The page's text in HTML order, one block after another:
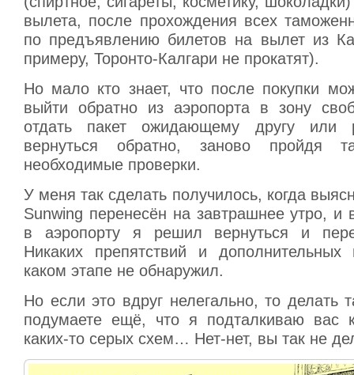
вылета, после прохождения всех
по предъявлению билетов на вылет из
примеру, Торонто-Калгари не прокатят).
Но мало кто знает, что после покупки
выйти обратно из аэропорта в зону
отдать пакет ожидающему другу или
вернуться обратно, заново пройдя
необходимые проверки.
У меня так сделать получилось, когда
Sunwing перенесён на завтрашнее утро, и
в аэропорту я решил вернуться и
Никаких препятствий и
каком этапе не обнаружил.
Но если это вдруг нелегально, то делать
подумаете ещё, что я подталкиваю вас
каких-то серых схем… Нет-нет, вы так не